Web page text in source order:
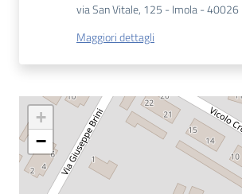
Seguici
su
via San Vitale, 125 - Imola - 40026
Maggiori dettagli
+
−